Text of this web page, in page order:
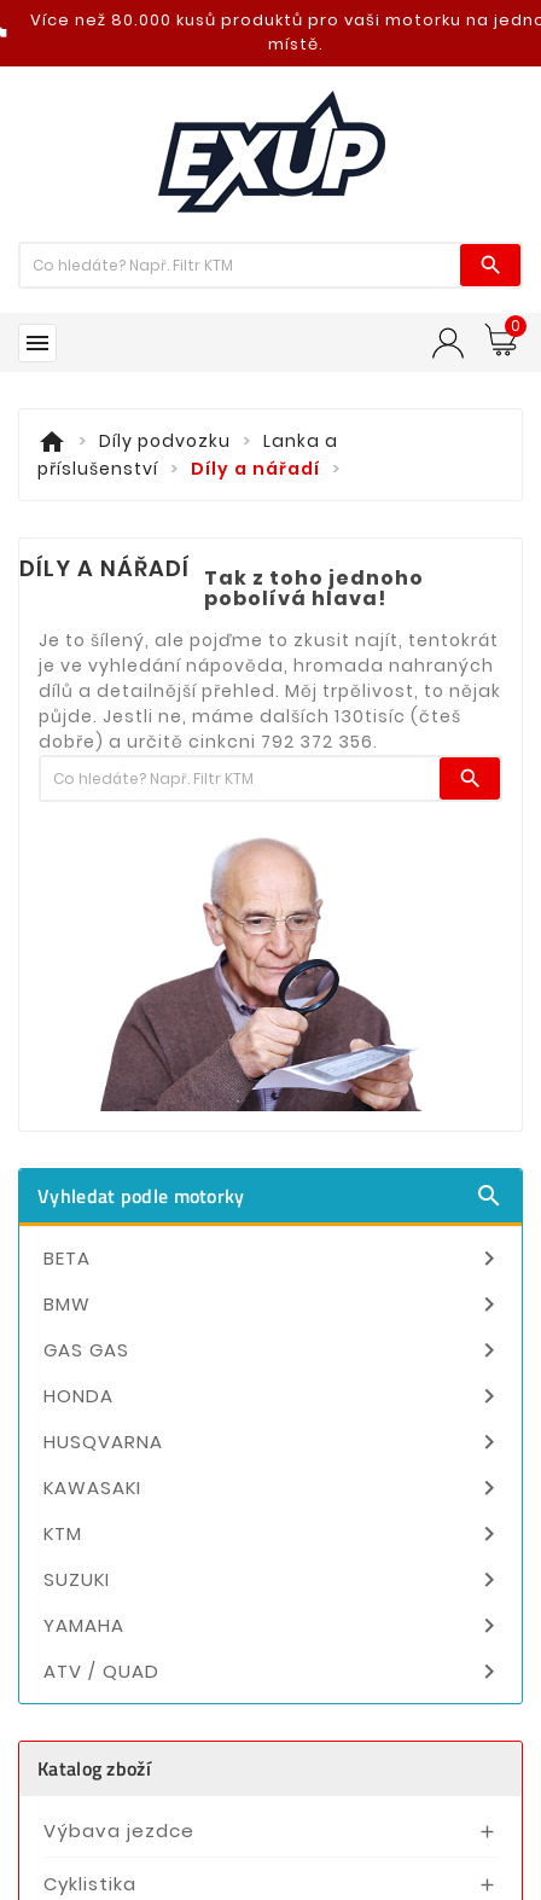
Více než 80.000 kusů produktů pro vaši motorku na
místě.


0
home Díly podvozku
Lanka a
příslušenství
Díly a nářadí
DÍLY A NÁŘADÍ Tak z toho jednoho
pobolívá hlava!
Je to šílený, ale pojďme to zkusit najít, tentokrát
je ve vyhledání nápověda, hromada nahraných
dílů a detailnější přehled. Měj trpělivost, to nějak
půjde. Jestli ne, máme dalších 130tisíc (čteš
dobře) a určitě cinkcni 792 372 356.

Vyhledat podle motorky 
BETA 
BMW 
GAS GAS 
HONDA 
HUSQVARNA 
KAWASAKI 
KTM 
SUZUKI 
YAMAHA 
ATV / QUAD 
Katalog zboží
Výbava jezdce 
Cyklistika 